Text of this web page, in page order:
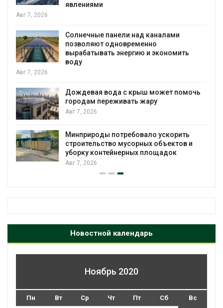
явлениями
Авг 7, 2026
Солнечные панели над каналами
позволяют одновременно
вырабатывать энергию и экономить
воду
Авг 7, 2026
Дождевая вода с крыш может помочь
городам переживать жару
Авг 7, 2026
Минприроды потребовало ускорить
строительство мусорных объектов и
уборку контейнерных площадок
Авг 7, 2026
Новостной календарь
Ноябрь 2020
Пн Вт Ср Чт Пт Сб Вс